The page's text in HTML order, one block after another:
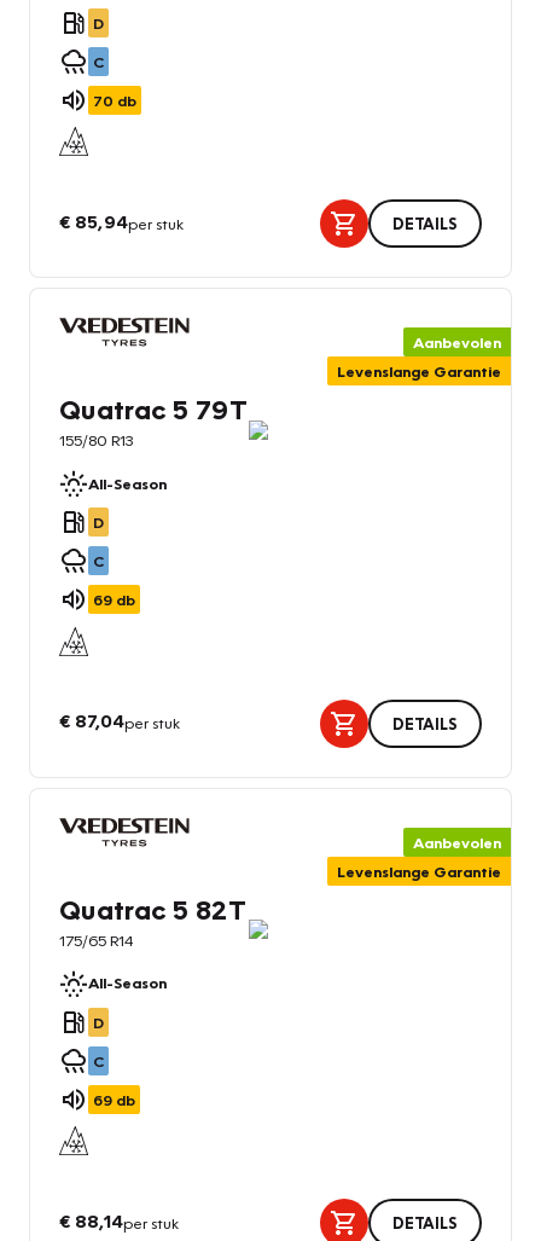
D
C
70 db
€ 85,94per stuk DETAILS
Aanbevolen
Levenslange Garantie
Quatrac 5 79T
155/80 R13
All-Season
D
C
69 db
€ 87,04per stuk DETAILS
Aanbevolen
Levenslange Garantie
Quatrac 5 82T
175/65 R14
All-Season
D
C
69 db
€ 88,14per stuk DETAILS